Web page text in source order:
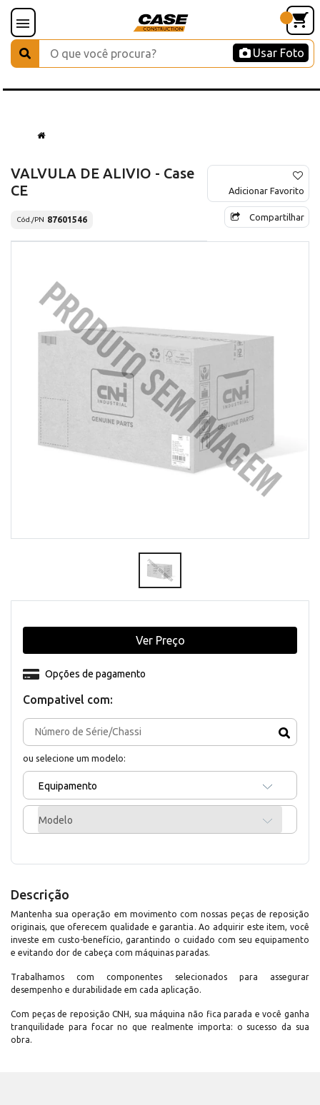
Usar Foto
VALVULA DE ALIVIO - Case
CE
Cód./PN 87601546
Adicionar Favorito
Compartilhar
Compativel com:
ou selecione um modelo:
Equipamento
Modelo
Opções de pagamento
Ver Preço
Descrição
Mantenha sua operação em movimento com nossas peças de reposição
originais, que oferecem qualidade e garantia. Ao adquirir este item, você
investe em custo-benefício, garantindo o cuidado com seu equipamento
e evitando dor de cabeça com máquinas paradas.
Trabalhamos com componentes selecionados para assegurar
desempenho e durabilidade em cada aplicação.
Com peças de reposição CNH, sua máquina não fica parada e você ganha
tranquilidade para focar no que realmente importa: o sucesso da sua
obra.